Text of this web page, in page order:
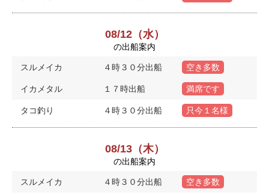
08/12（水）
の出船案内
スルメイカ ４時３０分出船 空き多数
イカメタル １７時出船 満席です
タコ釣り ４時３０分出船 只今１名様
08/13（木）
の出船案内
スルメイカ ４時３０分出船 空き多数